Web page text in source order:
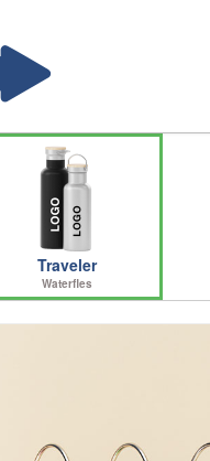
Traveler
Waterfles